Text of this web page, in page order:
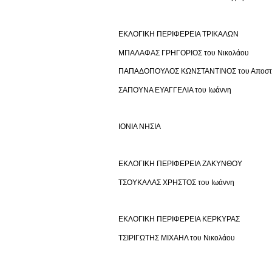
ΕΚΛΟΓΙΚΗ ΠΕΡΙΦΕΡΕΙΑ ΤΡΙΚΑΛΩΝ
ΜΠΑΛΑΦΑΣ ΓΡΗΓΟΡΙΟΣ του Νικολάου
ΠΑΠΑΔΟΠΟΥΛΟΣ ΚΩΝΣΤΑΝΤΙΝΟΣ του
ΣΑΠΟΥΝΑ ΕΥΑΓΓΕΛΙΑ του Ιωάννη
ΙΟΝΙΑ ΝΗΣΙΑ
ΕΚΛΟΓΙΚΗ ΠΕΡΙΦΕΡΕΙΑ ΖΑΚΥΝΘΟΥ
ΤΣΟΥΚΑΛΑΣ ΧΡΗΣΤΟΣ του Ιωάννη
ΕΚΛΟΓΙΚΗ ΠΕΡΙΦΕΡΕΙΑ ΚΕΡΚΥΡΑΣ
ΤΣΙΡΙΓΩΤΗΣ ΜΙΧΑΗΛ του Νικολάου